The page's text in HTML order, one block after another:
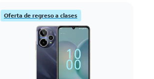
Más reciente
Oferta de regreso a clases